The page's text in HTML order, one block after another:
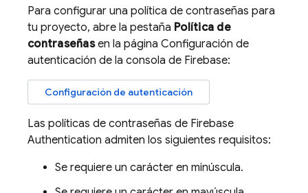
Para configurar una política de contraseñas para
tu proyecto, abre la pestaña Política de
contraseñasen la página Configuración de
autenticación de la consola de Firebase:
Configuración de autenticación
Las políticas de contraseñas de Firebase
Authentication admiten los siguientes requisitos:
Se requiere un carácter en minúscula.